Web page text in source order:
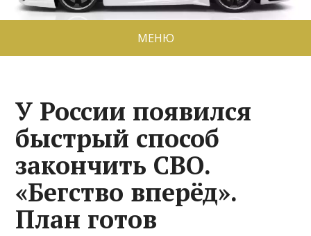
МЕНЮ
У России появился
быстрый способ
закончить СВО.
«Бегство вперёд».
План готов